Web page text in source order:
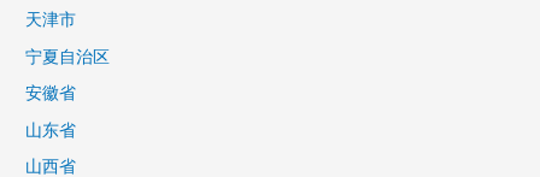
天津市
宁夏自治区
安徽省
山东省
山西省